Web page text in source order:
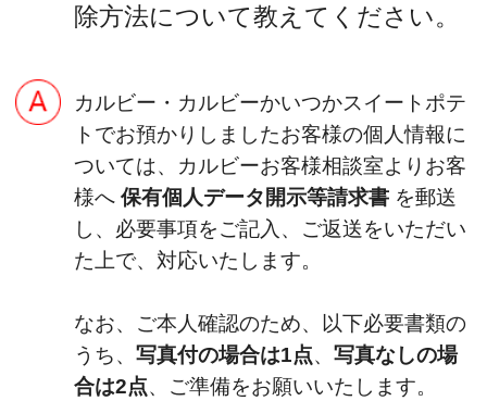
除方法について教えてください。
カルビー・カルビーかいつかスイートポテ
トでお預かりしましたお客様の個人情報に
ついては、カルビーお客様相談室よりお客
様へ 保有個人データ開示等請求書 を郵送
し、必要事項をご記入、ご返送をいただい
た上で、対応いたします。
なお、ご本人確認のため、以下必要書類の
うち、 写真付の場合は1点、 写真なしの場
合は2点、ご準備をお願いいたします。